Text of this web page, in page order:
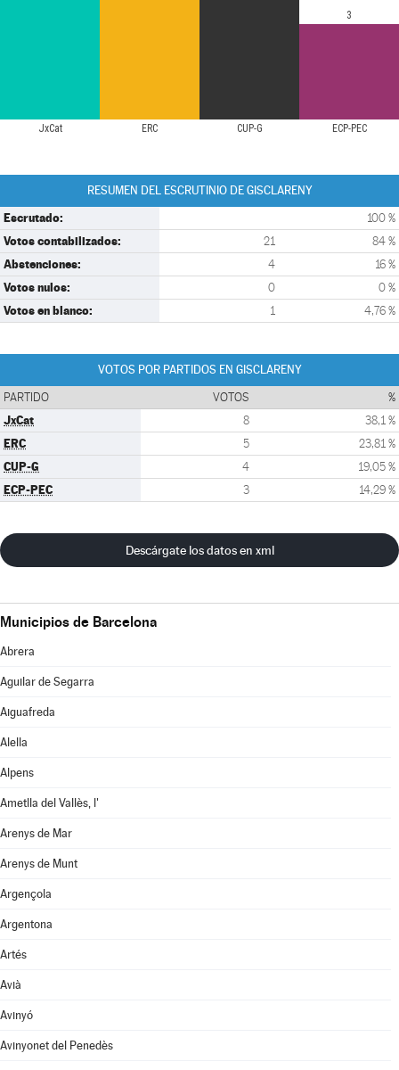
JxCat ERC CUP-G ECP-PEC
3
RESUMEN DEL ESCRUTINIO DE GISCLARENY
Escrutado: 100 %
Votos contabilizados: 21 84 %
Abstenciones: 4 16 %
Votos nulos: 0 0 %
Votos en blanco: 1 4,76 %
VOTOS POR PARTIDOS EN GISCLARENY
PARTIDO VOTOS %
JxCat 8 38,1 %
ERC 5 23,81 %
CUP-G 4 19,05 %
ECP-PEC 3 14,29 %
Descárgate los datos en xml
Municipios de Barcelona
Abrera
Aguilar de Segarra
Aiguafreda
Alella
Alpens
Ametlla del Vallès, l'
Arenys de Mar
Arenys de Munt
Argençola
Argentona
Artés
Avià
Avinyó
Avinyonet del Penedès